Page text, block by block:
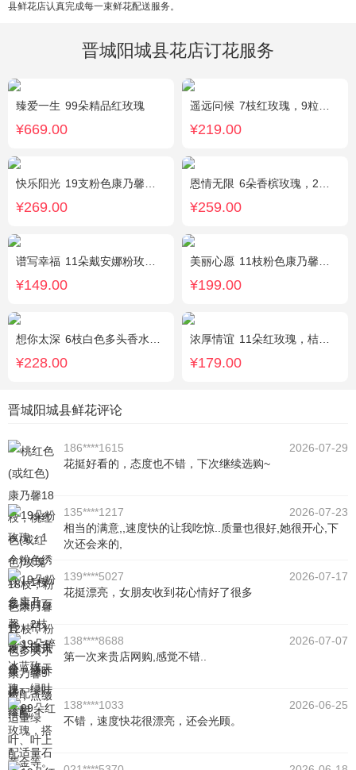
县鲜花店认真完成每一束鲜花配送服务。
晋城阳城县花店订花服务
臻爱一生 99朵精品红玫瑰
¥669.00
遥远问候 7枝红玫瑰，9粒巧克力，2只可爱小熊，满天星、绿叶周围点缀；巧克力选择高端品牌（德芙、金莎、费列罗等），具体以当地市场为准，小熊以实物为准。
¥219.00
快乐阳光 19支粉色康乃馨，3支多头白百合，绿叶、黄莺点缀。
¥269.00
恩情无限 6朵香槟玫瑰，2枝向日葵，蓝色绣球，绿色桔梗、绿叶搭配
¥259.00
谱写幸福 11朵戴安娜粉玫瑰，搭配适量情人草装饰
¥149.00
美丽心愿 11枝粉色康乃馨，2枝白色多头香水百合，搭配黄莺满天星
¥199.00
想你太深 6枝白色多头香水百合，黄莺、勿忘我搭配。
¥228.00
浓厚情谊 11朵红玫瑰，桔梗、红豆、绿叶搭配
¥179.00
晋城阳城县鲜花评论
186****1615
2026-07-29
花挺好看的，态度也不错，下次继续选购~
135****1217
2026-07-23
相当的满意,,速度快的让我吃惊..质量也很好,她很开心,下
次还会来的,
139****5027
2026-07-17
花挺漂亮，女朋友收到花心情好了很多
138****8688
2026-07-07
第一次来贵店网购,感觉不错..
138****1033
2026-06-25
不错，速度快花很漂亮，还会光顾。